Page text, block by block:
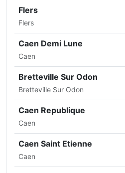
Flers
Flers
Caen Demi Lune
Caen
Bretteville Sur Odon
Bretteville Sur Odon
Caen Republique
Caen
Caen Saint Etienne
Caen